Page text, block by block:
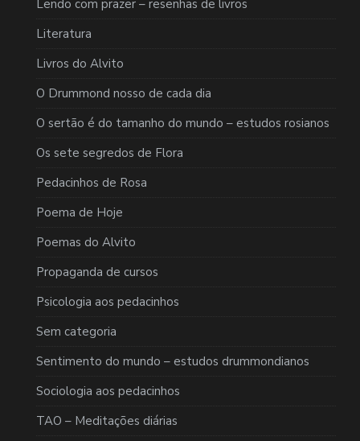
Lendo com prazer – resenhas de livros
Literatura
Livros do Alvito
O Drummond nosso de cada dia
O sertão é do tamanho do mundo – estudos rosianos
Os sete segredos de Flora
Pedacinhos de Rosa
Poema de Hoje
Poemas do Alvito
Propaganda de cursos
Psicologia aos pedacinhos
Sem categoria
Sentimento do mundo – estudos drummondianos
Sociologia aos pedacinhos
TAO – Meditações diárias